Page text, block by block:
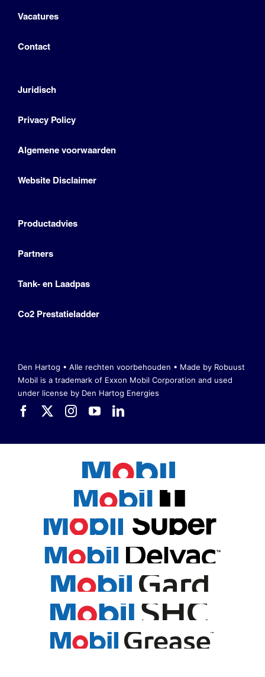
Vacatures
Contact
Juridisch
Privacy Policy
Algemene voorwaarden
Website Disclaimer
Productadvies
Partners
Tank- en Laadpas
Co2 Prestatieladder
Den Hartog • Alle rechten voorbehouden • Made by Robuust
Mobil is a trademark of Exxon Mobil Corporation and used
under license by Den Hartog Energies